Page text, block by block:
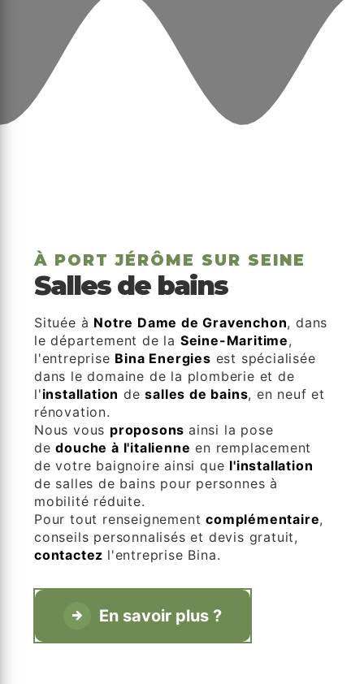
À PORT JÉRÔME SUR SEINE
Salles de bains
Située à Notre Dame de Gravenchon, dans
le département de la Seine-Maritime,
l'entreprise Bina Energies est spécialisée
dans le domaine de la plomberie et de
l'installation desalles de bains, en neuf et
rénovation.
Nous vous proposons ainsi la pose
dedouche à l'italienne en remplacement
de votre baignoire ainsi que l'installation
de salles de bains pour personnes à
mobilité réduite.
Pour tout renseignementcomplémentaire,
conseils personnalisés et devis gratuit,
contactez l'entreprise Bina.
En savoir plus ?